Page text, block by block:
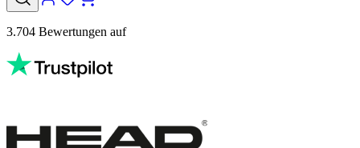
3.704 Bewertungen auf